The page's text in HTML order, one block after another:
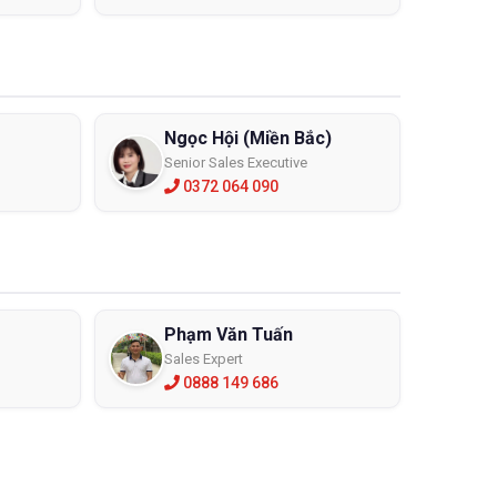
là phòng sạch sản xuất công nghiệp luôn tìm ẩn
Ngọc Hội (Miền Bắc)
Senior Sales Executive
0372 064 090
Phạm Văn Tuấn
Sales Expert
0888 149 686